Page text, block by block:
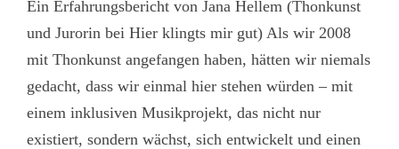
Ein Erfahrungsbericht von Jana Hellem (Thonkunst
und Jurorin bei Hier klingts mir gut) Als wir 2008
mit Thonkunst angefangen haben, hätten wir niemals
gedacht, dass wir einmal hier stehen würden – mit
einem inklusiven Musikprojekt, das nicht nur
existiert, sondern wächst, sich entwickelt und einen